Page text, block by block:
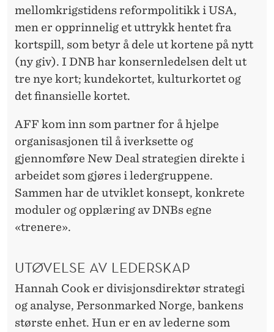
mellomkrigstidens reformpolitikk i USA,
men er opprinnelig et uttrykk hentet fra
kortspill, som betyr å dele ut kortene på nytt
(ny giv). I DNB har konsernledelsen delt ut
tre nye kort; kundekortet, kulturkortet og
det finansielle kortet.
AFF kom inn som partner for å hjelpe
organisasjonen til å iverksette og
gjennomføre New Deal strategien direkte i
arbeidet som gjøres i ledergruppene.
Sammen har de utviklet konsept, konkrete
moduler og opplæring av DNBs egne
«trenere».
UTØVELSE AV LEDERSKAP
Hannah Cook er divisjonsdirektør strategi
og analyse, Personmarked Norge, bankens
største enhet. Hun er en av lederne som